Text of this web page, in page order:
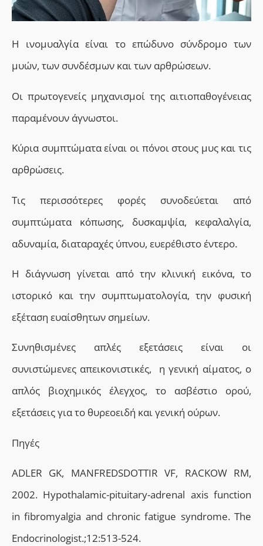
Η ινομυαλγία είναι το επώδυνο σύνδρομο των
μυών, των συνδέσμων και των αρθρώσεων.
Οι πρωτογενείς μηχανισμοί της αιτιοπαθογένειας
παραμένουν άγνωστοι.
Κύρια συμπτώματα είναι οι πόνοι στους μυς και τις
αρθρώσεις.
Τις περισσότερες φορές συνοδεύεται από
συμπτώματα κόπωσης, δυσκαμψία, κεφαλαλγία,
αδυναμία, διαταραχές ύπνου, ευερέθιστο έντερο.
Η διάγνωση γίνεται από την κλινική εικόνα, το
ιστορικό και την συμπτωματολογία, την φυσική
εξέταση ευαίσθητων σημείων.
Συνηθισμένες απλές εξετάσεις είναι οι
συνιστώμενες απεικονιστικές, η γενική αίματος, ο
απλός βιοχημικός έλεγχος, το ασβέστιο ορού,
εξετάσεις για το θυρεοειδή και γενική ούρων.
Πηγές
ADLER GK, MANFREDSDOTTIR VF, RACKOW RM,
2002. Hypothalamic-pituitary-adrenal axis function
in fibromyalgia and chronic fatigue syndrome. The
Endocrinologist.;12:513-524.